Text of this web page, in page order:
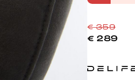
€359
€ 289